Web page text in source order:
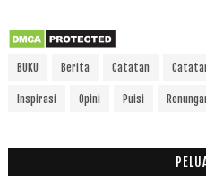
BUKU Berita Catatan
Inspirasi Opini Puisi